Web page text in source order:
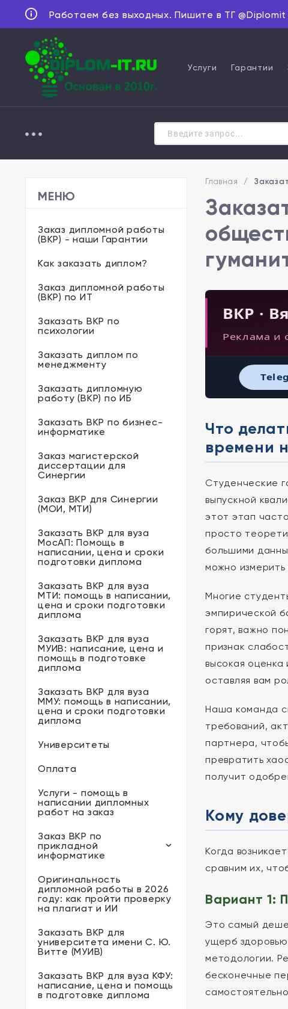
Работаем без выходных. Пишите в ТГ @Diplomit
Услуги Гарантии
МЕНЮ
Заказ дипломной работы
(ВКР) - наши Гарантии
Как заказать диплом?
Заказ дипломной работы
(ВКР) по ИТ
Заказать ВКР по
психологии
Заказать диплом по
менеджменту
Заказать дипломную
работу (ВКР) по ИБ
Заказать ВКР по бизнес-
информатике
Заказ магистерской
диссертации для
Синергии
Заказ ВКР для Синергии
(МОИ, МТИ)
Заказать ВКР для вуза
МосАП: Помощь в
написании, цена и сроки
подготовки диплома
Заказать ВКР для вуза
МТИ: помощь в написании,
цена и сроки подготовки
диплома
Заказать ВКР для вуза
МУИВ: написание, цена и
помощь в подготовке
диплома
Заказать ВКР для вуза
ММУ: помощь в написании,
цена и сроки подготовки
диплома
Университеты
Оплата
Услуги - помощь в
написании дипломных
работ на заказ
Заказ ВКР по
прикладной
информатике
Оригинальность
дипломной работы в 2026
году: как пройти проверку
на плагиат и ИИ
Заказать ВКР для
университета имени С. Ю.
Витте (МУИВ)
Заказать ВКР для вуза КФУ:
написание, цена и помощь
в подготовке диплома
Главная /
ВКР ·
Реклама и
Что
времени
Студенческие
выпускной
этот этап
просто
большими
можно измерить
Многие
эмпирической
горят, важно
признак
высокая
оставляя вам
Наша команда
требований,
партнера,
превратить
получит
Кому
Когда
сравним их,
Вариант 1:
Это самый
ущерб
методологии.
бесконечные